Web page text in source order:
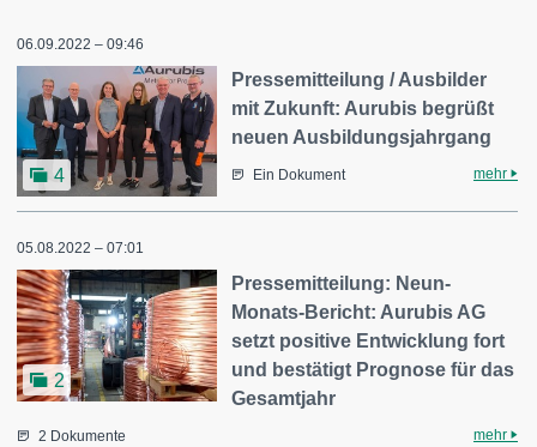
06.09.2022 – 09:46
4
Pressemitteilung / Ausbilder
mit Zukunft: Aurubis begrüßt
neuen Ausbildungsjahrgang
Ein Dokument mehr
05.08.2022 – 07:01
2
Pressemitteilung: Neun-
Monats-Bericht: Aurubis AG
setzt positive Entwicklung fort
und bestätigt Prognose für das
Gesamtjahr
2 Dokumente mehr